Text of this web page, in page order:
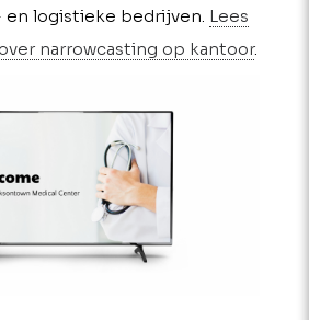
logistieke bedrijven. Lees
narrowcasting op kantoor.